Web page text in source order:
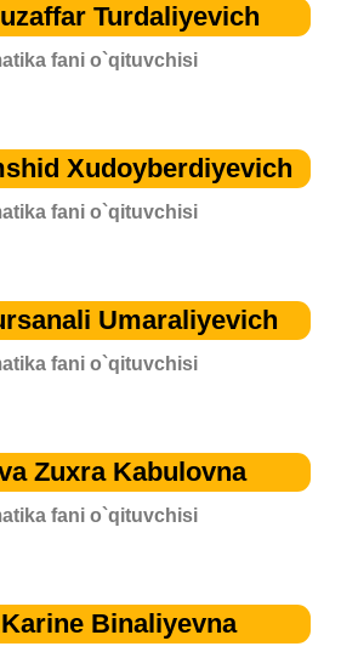
Turdaliyevich
fani o`qituvchisi
Xudoyberdiyevich
fani o`qituvchisi
Umaraliyevich
fani o`qituvchisi
Zuxra Kabulovna
fani o`qituvchisi
Binaliyevna